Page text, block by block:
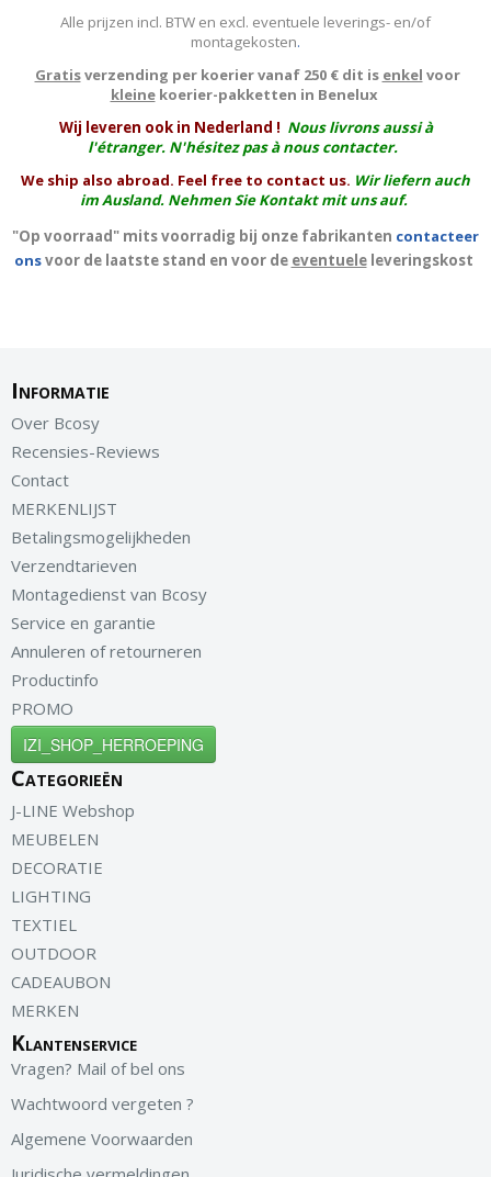
Alle prijzen incl. BTW en excl. eventuele leverings- en/of
montagekosten.
Gratisverzending per koerier vanaf 250 € dit is enkel voor
kleinekoerier-pakketten in Benelux
Wij leveren ook in Nederland ! Nous livrons aussi à
l'étranger. N'hésitez pas à nous contacter.
We ship also abroad. Feel free to contact us. Wir liefern auch
im Ausland. Nehmen Sie Kontakt mit uns auf.
"Op voorraad" mits voorradig bij onze fabrikanten contacteer
onsvoor de laatste stand en voor de eventueleleveringskost
Informatie
Over Bcosy
Recensies-Reviews
Contact
MERKENLIJST
Betalingsmogelijkheden
Verzendtarieven
Montagedienst van Bcosy
Service en garantie
Annuleren of retourneren
Productinfo
PROMO
IZI_SHOP_HERROEPING
Categorieën
J-LINE Webshop
MEUBELEN
DECORATIE
LIGHTING
TEXTIEL
OUTDOOR
CADEAUBON
MERKEN
Klantenservice
Vragen? Mail of bel ons
Wachtwoord vergeten ?
Algemene Voorwaarden